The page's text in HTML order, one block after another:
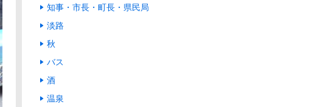
知事・市長・町長・県民局
淡路
秋
バス
酒
温泉